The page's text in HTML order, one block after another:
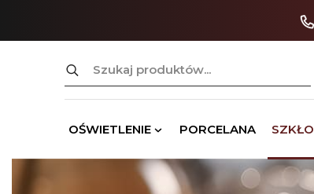
Szukaj:
OŚWIETLENIE PORCELANA SZKŁO